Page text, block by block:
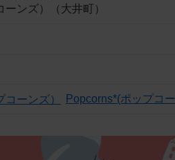
ンズ）（大井町）
Popcorns*(ポップコー